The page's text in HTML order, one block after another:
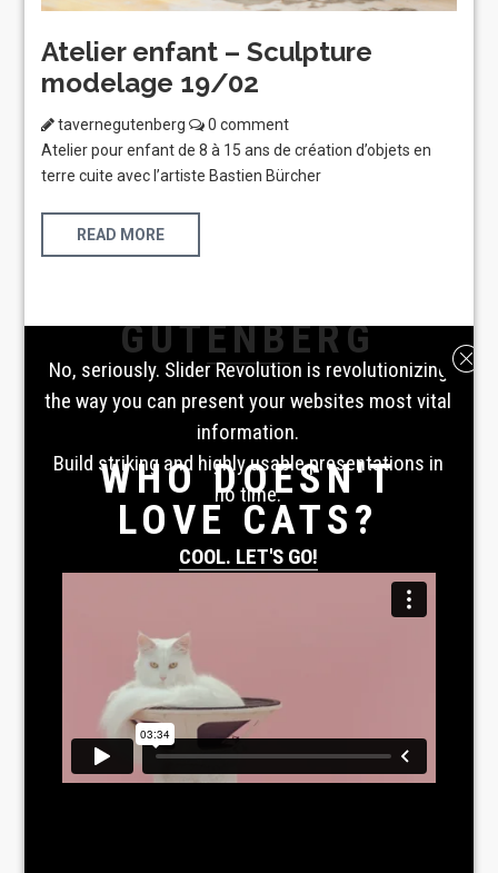
Atelier enfant – Sculpture
modelage 19/02
tavernegutenberg
0 comment
Atelier pour enfant de 8 à 15 ans de création d’objets en
terre cuite avec l’artiste Bastien Bürcher
READ MORE
GUTENBERG
No, seriously. Slider Revolution is revolutionizing
the way you can present your websites most vital
information.
Build striking and highly usable presentations in
no time.
COOL. LET'S GO!
WHO DOESN'T
LOVE CATS?